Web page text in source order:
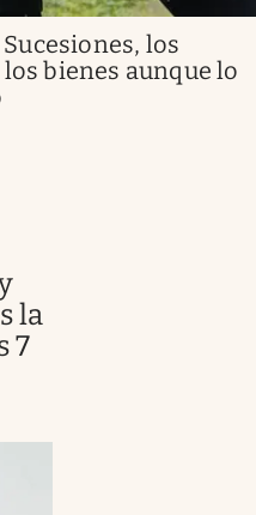
los
bienes aunque lo
la
7